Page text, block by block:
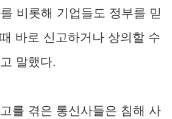
비롯해 기업들도 정부를 믿
바로 신고하거나 상의할 수
말했다.
를 겪은 통신사들은 침해 사